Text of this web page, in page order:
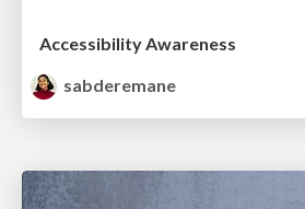
Accessibility Awareness
sabderemane